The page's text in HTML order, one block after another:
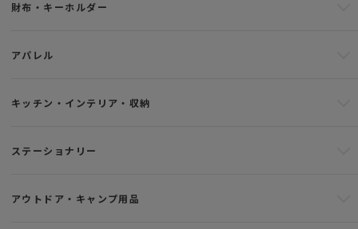
財布・キーホルダー
アパレル
キッチン・インテリア・収納
ステーショナリー
アウトドア・キャンプ用品